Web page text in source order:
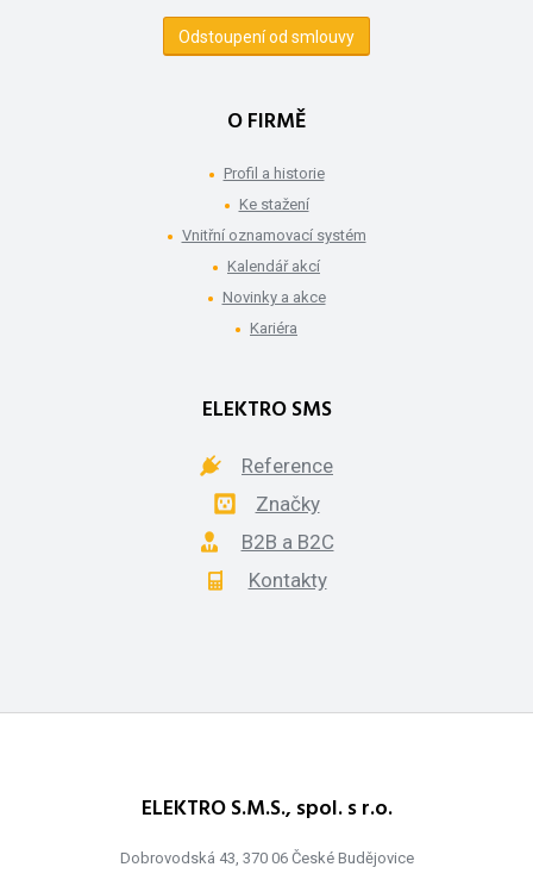
Odstoupení od smlouvy
O FIRMĚ
Profil a historie
Ke stažení
Vnitřní oznamovací systém
Kalendář akcí
Novinky a akce
Kariéra
ELEKTRO SMS
Reference
Značky
B2B a B2C
Kontakty
ELEKTRO S.M.S., spol. s r.o.
Dobrovodská 43, 370 06 České Budějovice